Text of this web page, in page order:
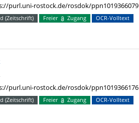
purl.uni-rostock.de/rosdok/ppn1019366079
(Zeitschrift) Freier Zugang OCR-Volltext
purl.uni-rostock.de/rosdok/ppn1019366176
(Zeitschrift) Freier Zugang OCR-Volltext